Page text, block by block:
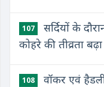
107
सर्दियों के
कोहरे की तीव्रता
108
वॉकर एवं